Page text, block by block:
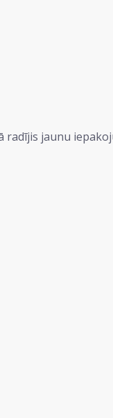
radījis jaunu